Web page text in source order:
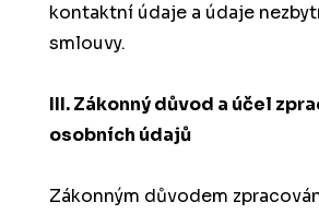
kontaktní údaje a údaje
smlouvy.
III. Zákonný důvod a účel
osobních údajů
Zákonným důvodem